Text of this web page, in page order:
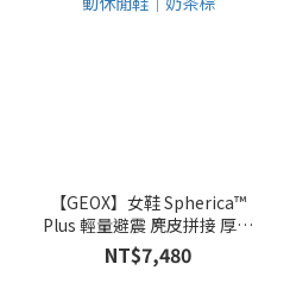
【GEOX】女鞋 Spherica™
Plus 輕量避震 麂皮拼接 厚底
運動休閒鞋｜奶茶棕
NT$7,480